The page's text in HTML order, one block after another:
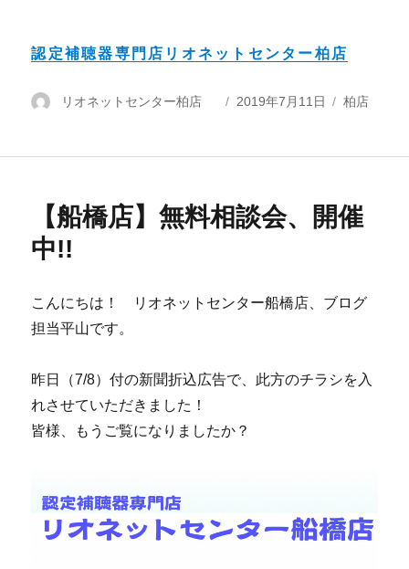
認定補聴器専門店リオネットセンター柏店
投
リオネットセンター柏店
投
2019年7月11日
カ
柏店
【船橋店】無料相談会、開催
中!!
こんにちは！ リオネットセンター船橋店、ブログ
担当平山です。
昨日（7/8）付の新聞折込広告で、此方のチラシを入
れさせていただきました！
皆様、もうご覧になりましたか？